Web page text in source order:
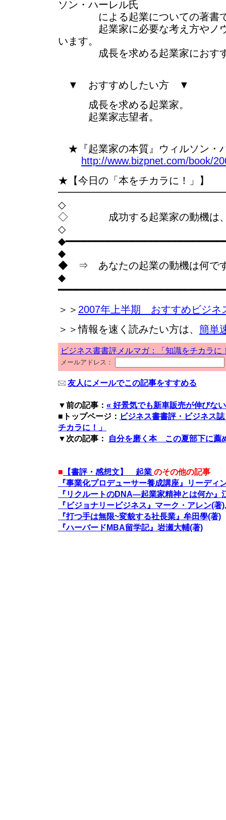
ソン・ハーレル氏
による起業についての著書
起業家に必要な考え方やノウ
います。
成長を求める起業家におすす
▼ おすすめしたい方 ▼
成長を求める起業家。
起業家志望者。
★『起業家の本質』ウィルソン・
http://www.bizpnet.com/book/
★【今日の「本をチカラに！」】
◇
◇ 成功する起業家の動機は、
◇
◆
◆ ⇒ あなたの起業の動機は何で
◆
＞＞ 2007年上半期 おすすめビジネ
＞＞情報を速く読みたい方は、 簡単
ビジネス書書評メルマガ：「知識をチカラに
メールアドレス：
友人にメールでこの記事をすすめる
▼前の記事： « 好景気でも新車販売が伸びな
■トップページ： ビジネス書書評・ビジネス
チカラに！」
▼次の記事：
自分を磨く本 この夏部下に薦
■ 【書評・感想文】 起業 のその他の記事
『事業化プロデューサー養成講座』リーディ
『リクルートのDNA―起業家精神とは何か』
『ビジョナリービジネス』マーク・アレン(著
『打つ手は無限~変貌する社長業』牟田學(著)
『ハーバードMBA留学記』岩瀬大輔(著)